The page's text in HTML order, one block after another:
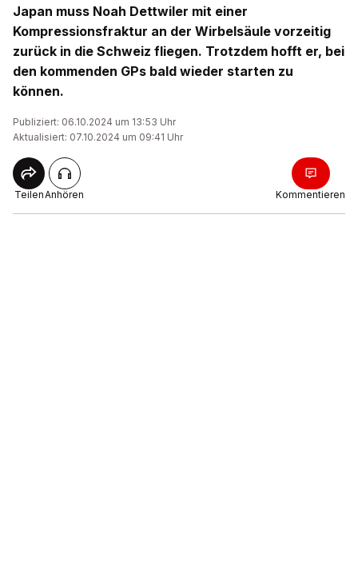
Japan muss Noah Dettwiler mit einer
Kompressionsfraktur an der Wirbelsäule vorzeitig
zurück in die Schweiz fliegen. Trotzdem hofft er, bei
den kommenden GPs bald wieder starten zu
können.
Publiziert: 06.10.2024 um 13:53 Uhr
Aktualisiert: 07.10.2024 um 09:41 Uhr
TeilenAnhören Kommentieren